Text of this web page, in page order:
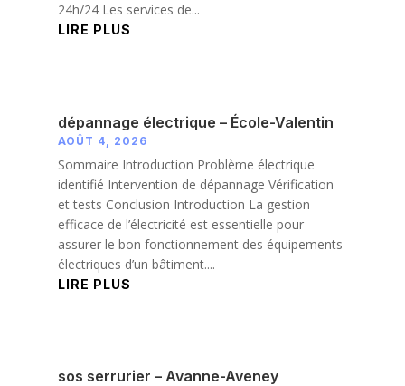
24h/24 Les services de...
LIRE PLUS
dépannage électrique – École-Valentin
AOÛT 4, 2026
Sommaire Introduction Problème électrique
identifié Intervention de dépannage Vérification
et tests Conclusion Introduction La gestion
efficace de l’électricité est essentielle pour
assurer le bon fonctionnement des équipements
électriques d’un bâtiment....
LIRE PLUS
sos serrurier – Avanne-Aveney